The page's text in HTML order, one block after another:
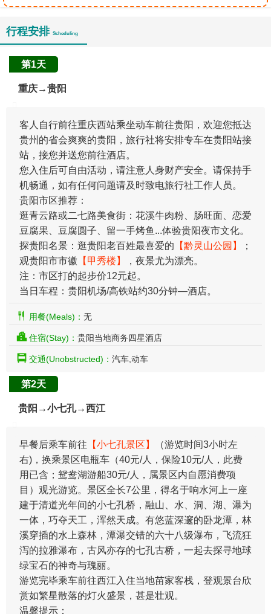
行程安排 Scheduling
第1天
重庆→贵阳
客人自行前往重庆西站乘坐动车前往贵阳，欢迎您抵达
贵州的省会爽爽的贵阳，旅行社将安排专车在贵阳站接
站，接您并送您前往酒店。
您入住后可自由活动，请注意人身财产安全。请保持手
机畅通，如有任何问题请及时致电旅行社工作人员。
贵阳市区推荐：
逛青云路或二七路美食街：花溪牛肉粉、肠旺面、恋爱
豆腐果、豆腐圆子、留一手烤鱼...体验贵阳夜市文化。
探贵阳名景：逛贵阳老百姓最喜爱的 【黔灵山公园】
；
观贵阳市市徽 【甲秀楼】
，夜景尤为漂亮。
注：市区打的起步价12元起。
当日车程：贵阳机场/高铁站约30分钟—酒店。
用餐(Meals)： 无
住宿(Stay)： 贵阳当地商务四星酒店
交通(Unobstructed)： 汽车,动车
第2天
贵阳→小七孔→西江
​早餐后乘车前往 【小七孔景区】
（游览时间3小时左
右)，换乘景区电瓶车（40元/人，保险10元/人，此费
用已含；鸳鸯湖游船30元/人，属景区内自愿消费项
目）观光游览。景区全长7公里，得名于响水河上一座
建于清道光年间的小七孔桥，融山、水、洞、湖、瀑为
一体，巧夺天工，浑然天成。有悠蓝深邃的卧龙潭，林
溪穿插的水上森林，潭瀑交错的六十八级瀑布，飞流狂
泻的拉雅瀑布，古风亦存的七孔古桥，一起去探寻地球
绿宝石的神奇与瑰丽。
游览完毕乘车前往西江入住当地苗家客栈，登观景台欣
赏如繁星散落的灯火盛景，甚是壮观。
温馨提示：